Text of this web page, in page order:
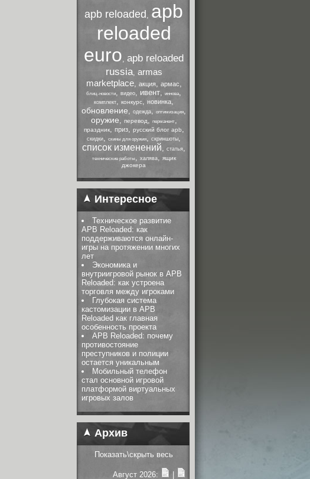
apb reloaded , apb
reloaded
euro, apb reloaded
russia, armas
marketplace, акция, армас,
блиц-новости, видео, ивент, иннова,
комплект, конкурс, новинка,
обновление, одежда, оптимизация,
оружие, перевод, перманент,
праздник, приз, русский блог apb,
скидки, скины для оружия, скриншоты,
список изменений, статья,
технические работы, халява, ящик
джокера
Интересное
Техническое развитие
APB Reloaded: как
поддерживаются онлайн-
игры на протяжении многих
лет
Экономика и
внутриигровой рынок в APB
Reloaded: как устроена
торговля между игроками
Глубокая система
кастомизации в APB
Reloaded как главная
особенность проекта
APB Reloaded: почему
противостояние
преступников и полиции
остается уникальным
Мобильный телефон
стал основной игровой
платформой виртуальных
игровых залов
Архив
Показать\скрыть весь
Август 2026: